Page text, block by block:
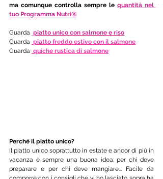
ma comunque controlla sempre le quantità nel
tuo Programma Nutri®
Guarda piatto unico con salmone e riso
Guarda piatto freddo estivo con il salmone
Guarda quiche rustica di salmone
Perché il piatto unico?
Il piatto unico soprattutto in estate e ancor di più in
vacanza è sempre una buona idea: per chi deve
preparare e per chi deve mangiare... Facile da